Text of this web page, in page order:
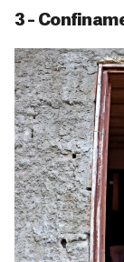
3 –